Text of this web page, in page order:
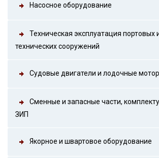
Насосное оборудование
Техническая эксплуатация портовых
технических сооружений
Судовые двигатели и лодочные
Сменные и запасные части,
ЗИП
Якорное и швартовое оборудование